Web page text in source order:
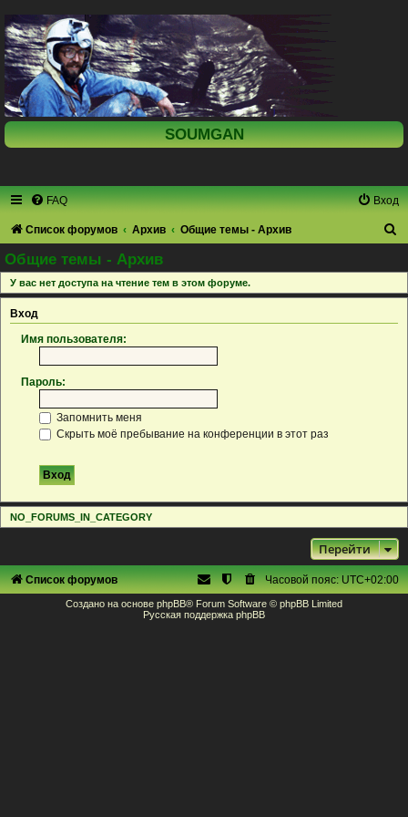
SOUMGAN
FAQ Вход
Список форумов Архив Общие темы - Архив
и
с
Общие темы - Архив
У вас нет доступа на чтение тем в этом форуме.
Вход
Имя пользователя:
Пароль:
Запомнить меня
Скрыть моё пребывание на конференции в этот раз
NO_FORUMS_IN_CATEGORY
Перейти
Список форумов Часовой пояс:UTC+02:00
Создано на основе phpBB® Forum Software © phpBB Limited
Русская поддержка phpBB